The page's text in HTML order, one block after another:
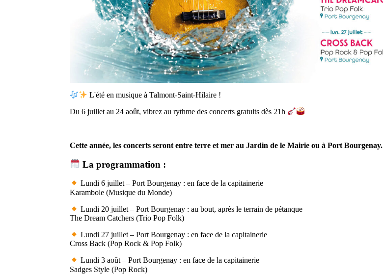
L'été en musique à Talmont-Saint-Hilaire !
Du 6 juillet au 24 août, vibrez au rythme des concerts gratuits dès 21h
Cette année, les concerts seront entre terre et mer au Jardin de le Mairie ou à Port Bourgenay.
La programmation :
Lundi 6 juillet – Port Bourgenay : en face de la capitainerie
Karambole (Musique du Monde)
Lundi 20 juillet – Port Bourgenay : au bout, après le terrain de pétanque
The Dream Catchers (Trio Pop Folk)
Lundi 27 juillet – Port Bourgenay : en face de la capitainerie
Cross Back (Pop Rock & Pop Folk)
Lundi 3 août – Port Bourgenay : en face de la capitainerie
Sadges Style (Pop Rock)